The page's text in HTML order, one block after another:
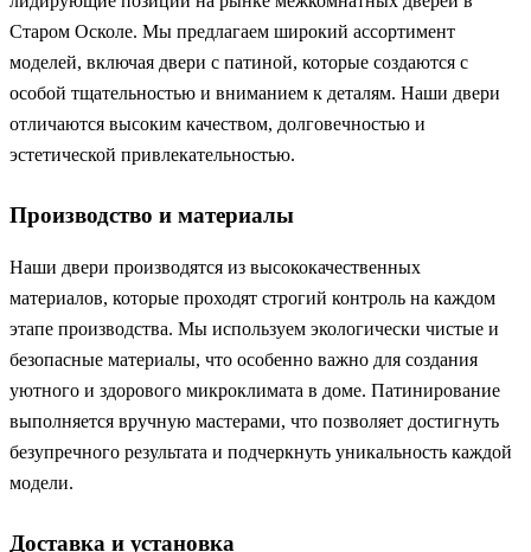
Старом Осколе. Мы предлагаем широкий ассортимент
моделей, включая двери с патиной, которые создаются с
особой тщательностью и вниманием к деталям. Наши двери
отличаются высоким качеством, долговечностью и
эстетической привлекательностью.
Производство и материалы
Наши двери производятся из высококачественных
материалов, которые проходят строгий контроль на каждом
этапе производства. Мы используем экологически чистые и
безопасные материалы, что особенно важно для создания
уютного и здорового микроклимата в доме. Патинирование
выполняется вручную мастерами, что позволяет достигнуть
безупречного результата и подчеркнуть уникальность каждой
модели.
Доставка и установка